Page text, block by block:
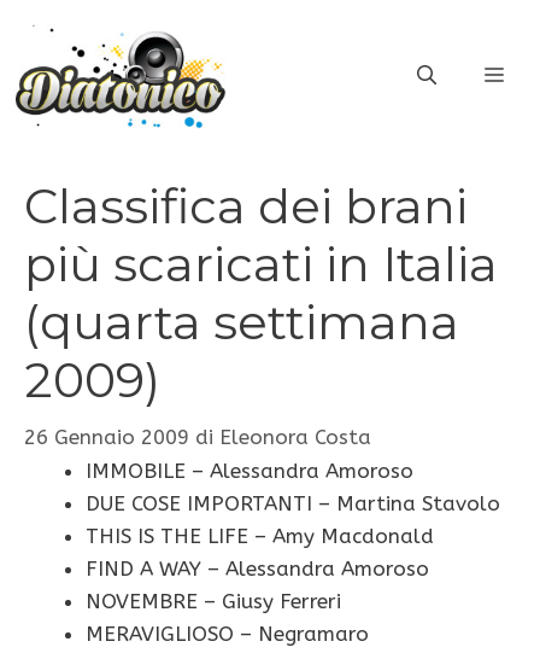
contenuto
Classifica dei brani
più scaricati in Italia
(quarta settimana
2009)
26 Gennaio 2009 di Eleonora Costa
IMMOBILE – Alessandra Amoroso
DUE COSE IMPORTANTI – Martina Stavolo
THIS IS THE LIFE – Amy Macdonald
FIND A WAY – Alessandra Amoroso
NOVEMBRE – Giusy Ferreri
MERAVIGLIOSO – Negramaro